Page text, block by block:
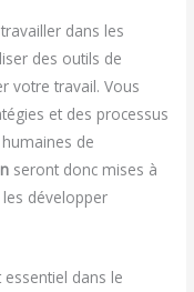
dans les
des outils de
votre travail. Vous
et des processus
de
seront donc mises à
développer
dans le